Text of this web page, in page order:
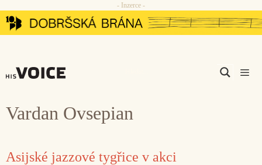
Přeskočit
na
- Inzerce -
Vardan Ovsepian
Asijské jazzové tygřice v akci